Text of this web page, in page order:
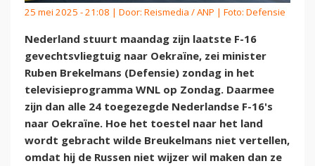
25 mei 2025 - 21:08 | Door: Reismedia / ANP | Foto: Defensie
Nederland stuurt maandag zijn laatste F-16
gevechtsvliegtuig naar Oekraïne, zei minister
Ruben Brekelmans (Defensie) zondag in het
televisieprogramma WNL op Zondag. Daarmee
zijn dan alle 24 toegezegde Nederlandse F-16's
naar Oekraïne. Hoe het toestel naar het land
wordt gebracht wilde Breukelmans niet vertellen,
omdat hij de Russen niet wijzer wil maken dan ze